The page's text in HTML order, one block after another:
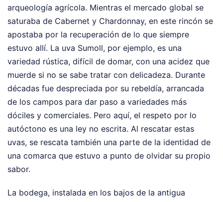
arqueología agrícola. Mientras el mercado global se
saturaba de Cabernet y Chardonnay, en este rincón se
apostaba por la recuperación de lo que siempre
estuvo allí. La uva Sumoll, por ejemplo, es una
variedad rústica, difícil de domar, con una acidez que
muerde si no se sabe tratar con delicadeza. Durante
décadas fue despreciada por su rebeldía, arrancada
de los campos para dar paso a variedades más
dóciles y comerciales. Pero aquí, el respeto por lo
autóctono es una ley no escrita. Al rescatar estas
uvas, se rescata también una parte de la identidad de
una comarca que estuvo a punto de olvidar su propio
sabor.
La bodega, instalada en los bajos de la antigua